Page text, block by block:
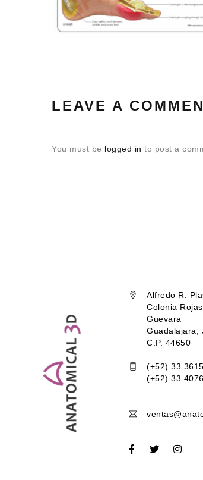
LEAVE A
You must be logged in to post a
Alfredo R.
Colonia
Guevara
Guadalajara,
C.P. 44650
(+52) 33
(+52) 33